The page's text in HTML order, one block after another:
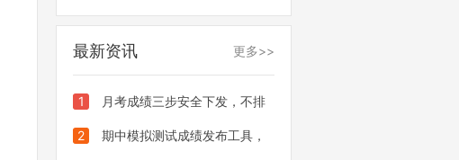
最新资讯 更多>>
1 月考成绩三步安全下发，不排
名、不公开，易查分一键轻松实现
2 期中模拟测试成绩发布工具，